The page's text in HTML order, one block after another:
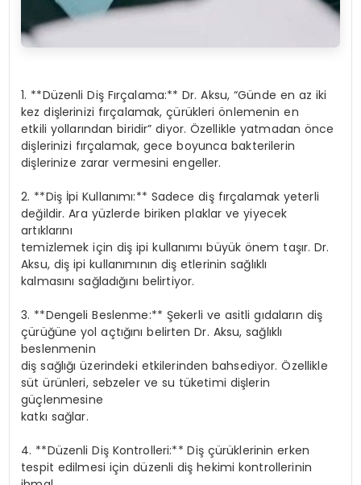
1. **Düzenli Diş Fırçalama:** Dr. Aksu, “Günde en az iki
kez dişlerinizi fırçalamak, çürükleri önlemenin en
etkili yollarından biridir” diyor. Özellikle yatmadan önce
dişlerinizi fırçalamak, gece boyunca bakterilerin
dişlerinize zarar vermesini engeller.
2. **Diş İpi Kullanımı:** Sadece diş fırçalamak yeterli
değildir. Ara yüzlerde biriken plaklar ve yiyecek
artıklarını
temizlemek için diş ipi kullanımı büyük önem taşır. Dr.
Aksu, diş ipi kullanımının diş etlerinin sağlıklı
kalmasını sağladığını belirtiyor.
3. **Dengeli Beslenme:** Şekerli ve asitli gıdaların diş
çürüğüne yol açtığını belirten Dr. Aksu, sağlıklı
beslenmenin
diş sağlığı üzerindeki etkilerinden bahsediyor. Özellikle
süt ürünleri, sebzeler ve su tüketimi dişlerin
güçlenmesine
katkı sağlar.
4. **Düzenli Diş Kontrolleri:** Diş çürüklerinin erken
tespit edilmesi için düzenli diş hekimi kontrollerinin